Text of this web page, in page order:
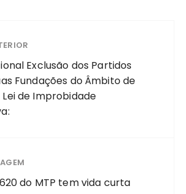
Exclusão dos Partidos
Fundações do Âmbito de
de Improbidade
do MTP tem vida curta